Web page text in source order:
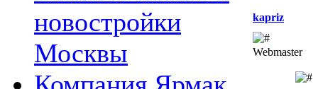
новостройки
Москвы
kapriz
Webmaster